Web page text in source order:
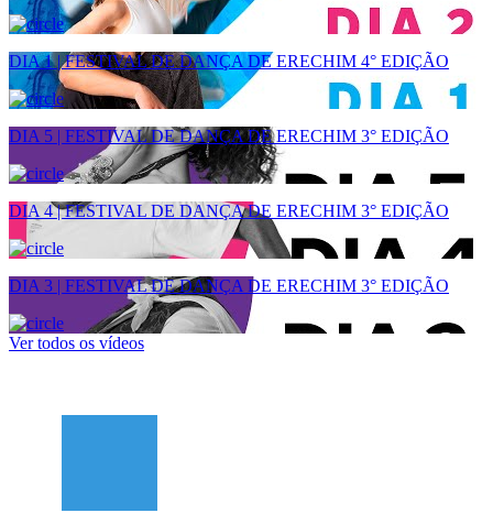
DIA 1 | FESTIVAL DE DANÇA DE ERECHIM 4° EDIÇÃO
DIA 5 | FESTIVAL DE DANÇA DE ERECHIM 3° EDIÇÃO
DIA 4 | FESTIVAL DE DANÇA DE ERECHIM 3° EDIÇÃO
DIA 3 | FESTIVAL DE DANÇA DE ERECHIM 3° EDIÇÃO
Ver todos os vídeos